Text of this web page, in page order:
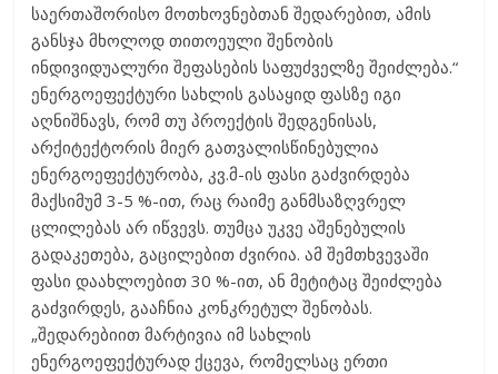
საერთაშორისო მოთხოვნებთან შედარებით, ამის
განსჯა მხოლოდ თითოეული შენობის
ინდივიდუალური შეფასების საფუძველზე შეიძლება.“
ენერგოეფექტური სახლის გასაყიდ ფასზე იგი
აღნიშნავს, რომ თუ პროექტის შედგენისას,
არქიტექტორის მიერ გათვალისწინებულია
ენერგოეფექტურობა, კვ.მ-ის ფასი გაძვირდება
მაქსიმუმ 3-5 %-ით, რაც რაიმე განმსაზღვრელ
ცლილებას არ იწვევს. თუმცა უკვე აშენებულის
გადაკეთება, გაცილებით ძვირია. ამ შემთხვევაში
ფასი დაახლოებით 30 %-ით, ან მეტიტაც შეიძლება
გაძვირდეს, გააჩნია კონკრეტულ შენობას.
„შედარებიით მარტივია იმ სახლის
ენერგოეფექტურად ქცევა, რომელსაც ერთი